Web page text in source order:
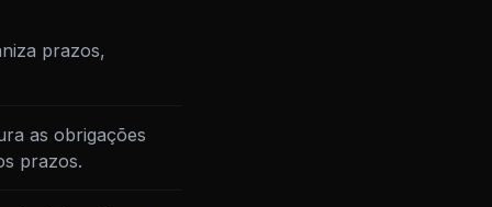
prazos,
as obrigações
prazos.